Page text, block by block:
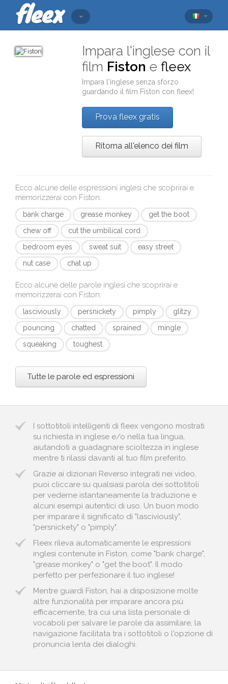
Impara l'inglese con il
film Fiston efleex
Impara l'inglese senza sforzo
guardando il film Fiston confleex!
Prova fleex gratis
Ritorna all'elenco dei film
Ecco alcune delle espressioni inglesi che scoprirai e
memorizzerai con Fiston:
bank charge grease monkey
get the boot
chew off
cut the umbilical cord
bedroom eyes
sweat suit
easy street
nut case
chat up
Ecco alcune delle parole inglesi che scoprirai e
memorizzerai con Fiston:
lasciviously persnickety pimply
glitzy
pouncing
chatted sprained
mingle
squeaking
toughest
Tutte le parole ed espressioni
I sottotitoli intelligenti di fleex vengono mostrati
su richiesta in inglese e/o nella tua lingua,
aiutandoti a guadagnare scioltezza in inglese
mentre ti rilassi davanti al tuo film preferito.
Grazie ai dizionari Reverso integrati nei video,
puoi cliccare su qualsiasi parola dei sottotitoli
per vederne istantaneamente la traduzione e
alcuni esempi autentici di uso. Un buon modo
per imparare il significato di "lasciviously",
"persnickety" o "pimply".
Fleex rileva automaticamente le espressioni
inglesi contenute in Fiston, come "bank charge",
"grease monkey" o "get the boot". Il modo
perfetto per perfezionare il tuo inglese!
Mentre guardi Fiston, hai a disposizione molte
altre funzionalità per imparare ancora più
efficacemente, tra cui una lista personale di
vocaboli per salvare le parole da assimilare, la
navigazione facilitata tra i sottotitoli o l'opzione di
pronuncia lenta dei dialoghi.